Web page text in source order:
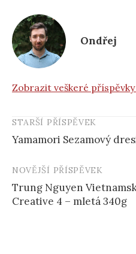
Ondřej
Zobrazit veškeré
Navigace
příspěvku
STARŠÍ PŘÍSPĚVEK
Yamamori Sezamový
NOVĚJŠÍ PŘÍSPĚVEK
Trung Nguyen
Creative 4 – mletá 340g